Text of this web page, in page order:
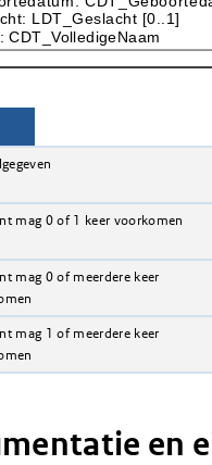
mag 0 of 1 keer voorkomen
mag 0 of meerdere keer
mag 1 of meerdere keer
en